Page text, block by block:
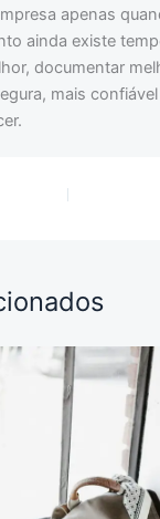
apenas
ainda existe
documentar
mais